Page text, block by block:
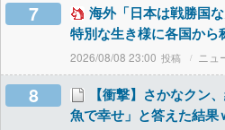
7
海外「日本は戦勝国
特別な生き様に各国から
2026/08/08 23:00 ニュ
8
【衝撃】さかなクン
魚で幸せ」と答えた結果